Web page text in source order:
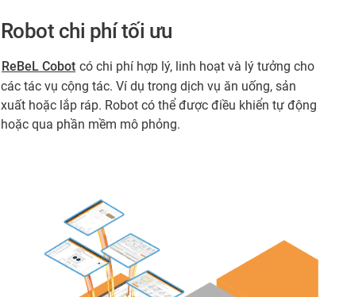
Robot chi phí tối ưu
ReBeL Cobot có chi phí hợp lý, linh hoạt và lý tưởng cho
các tác vụ cộng tác. Ví dụ trong dịch vụ ăn uống, sản
xuất hoặc lắp ráp. Robot có thể được điều khiển tự động
hoặc qua phần mềm mô phỏng.